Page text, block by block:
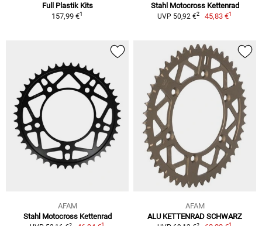
Full Plastik Kits
157,99 €1
Stahl Motocross Kettenrad
UVP 50,92 €2 45,83 €1
AFAM
Stahl Motocross Kettenrad
AFAM
ALU KETTENRAD SCHWARZ